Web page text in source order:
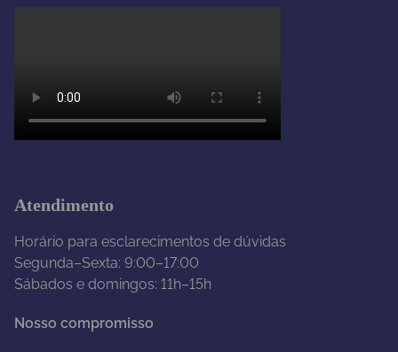
Atendimento
Horário para esclarecimentos de dúvidas
Segunda–Sexta: 9:00–17:00
Sábados e domingos: 11h–15h
Nosso compromisso